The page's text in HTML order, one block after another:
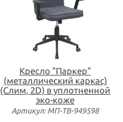
Кресло "Паркер"
(металлический каркас)
(Слим, 2D) в уплотненной
эко-коже
Артикул: МП-ТВ-949598